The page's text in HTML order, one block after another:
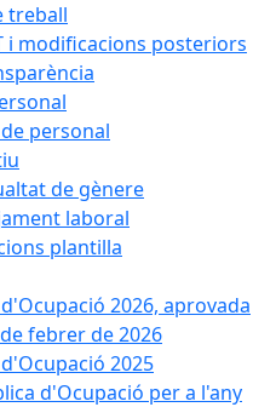
treball
i modificacions posteriors
personal
de gènere
laboral
plantilla
2026, aprovada
febrer de 2026
2025
d'Ocupació per a l'any